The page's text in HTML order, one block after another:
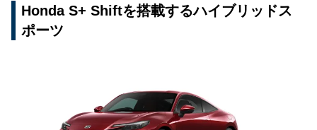
Honda S+ Shiftを搭載するハイブリッドス
ポーツ